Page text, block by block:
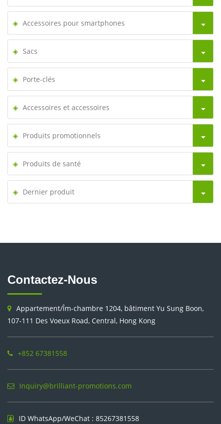
Accessoires pour smartphones
Sacs
Porte-clés
Accessoires et accessoires
Produits promotionnels
Produits de santé
Dernier produit
Contactez-Nous
Appartement/Îm-chambre 1204, bâtiment Yu Sung Boon,
107-111 Des Voeux Road, Central, Hong Kong
+852 67381558
Inquiry@brilliant-promotions.com
ID WhatsApp/WeChat : 85267381558